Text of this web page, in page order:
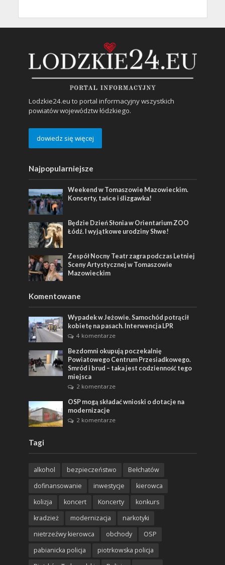
Lodzkie24.eu to portal informacyjny wszystkich
powiatów województw łódzkiego.
dowiedz się więcej
Najpopularniejsze
Weekend w Tomaszowie Mazowieckim.
Koncerty, tańce i ślizgawka!
Będzie Dzień Słonia w Orientarium ZOO
Łódź. I wyjątkowe urodziny Shwe!
Zespół Nocny Teatr zagra podczas Letniej
Sceny Artystycznej w Tomaszowie
Mazowieckim
Komentowane
Wypadek w Jeżowie. Samochód potrącił
kobietę na pasach. Interwencja LPR
4 komentarze
Bezdomni okupują poczekalnię
Powiatowego Centrum Przesiadkowego.
Smród i brud – taka jest codzienność tego
miejsca
2 komentarze
OSP mogą składać wnioski o dotacje na
modernizacje
2 komentarze
Tagi
alkohol bezpieczeństwo
Bełchatów
dofinansowanie
inwestycje
kierowca
kolizja
koncert Koncerty
konkurs
kradzież
modernizacja
narkotyki
nietrzeźwy kierowca
obchody
OSP
pabianicka policja
piotrkowska policja